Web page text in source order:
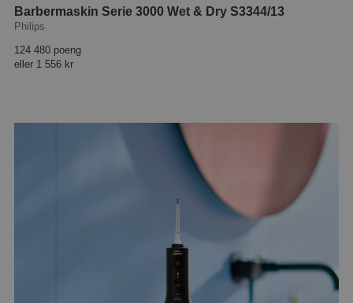
Barbermaskin Serie 3000 Wet & Dry S3344/13
Philips
124 480 poeng
eller 1 556 kr